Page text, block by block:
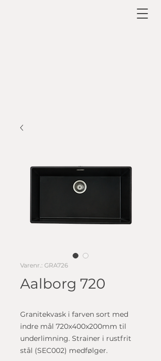
Varenr.: GRA726
Aalborg 720
Granitekvask i farven sort med
indre mål 720x400x200mm til
underlimning. Strainer i rustfrit
stål (SEC002) medfølger.